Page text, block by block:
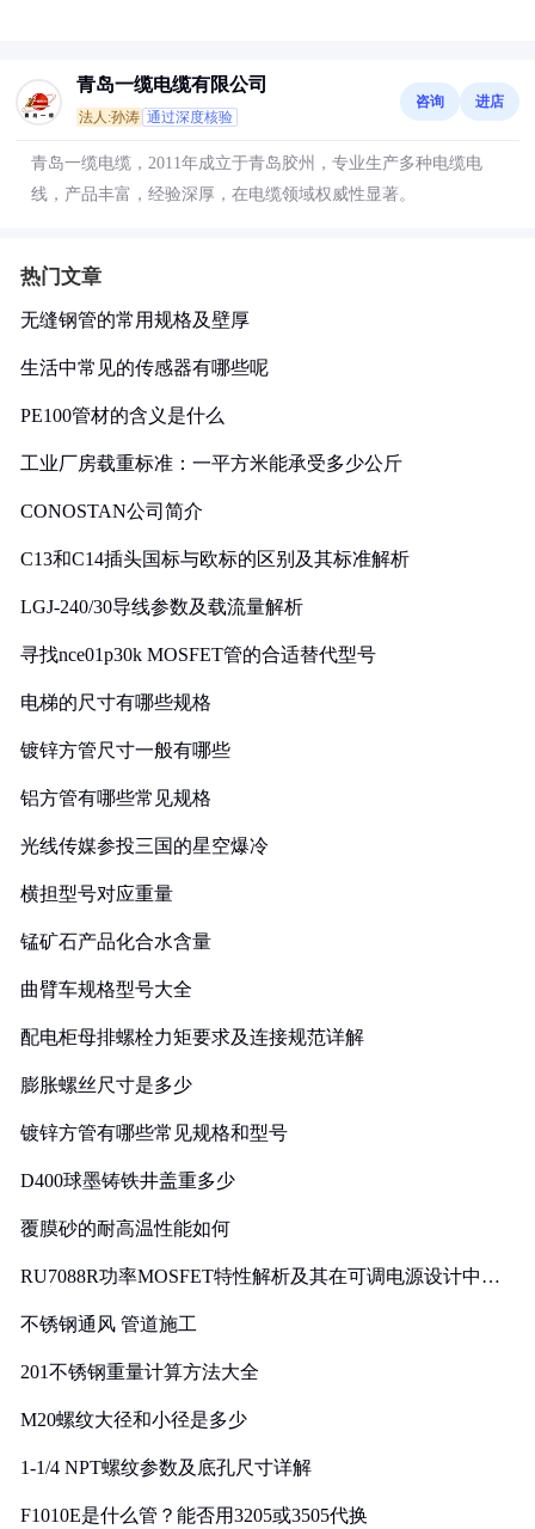
青岛一缆电缆有限公司
法人:孙涛 通过深度核验
咨询 进店
青岛一缆电缆，2011年成立于青岛胶州，专业生产多种电缆电
线，产品丰富，经验深厚，在电缆领域权威性显著。
热门文章
无缝钢管的常用规格及壁厚
生活中常见的传感器有哪些呢
PE100管材的含义是什么
工业厂房载重标准：一平方米能承受多少公斤
CONOSTAN公司简介
C13和C14插头国标与欧标的区别及其标准解析
LGJ-240/30导线参数及载流量解析
寻找nce01p30k MOSFET管的合适替代型号
电梯的尺寸有哪些规格
镀锌方管尺寸一般有哪些
铝方管有哪些常见规格
光线传媒参投三国的星空爆冷
横担型号对应重量
锰矿石产品化合水含量
曲臂车规格型号大全
配电柜母排螺栓力矩要求及连接规范详解
膨胀螺丝尺寸是多少
镀锌方管有哪些常见规格和型号
D400球墨铸铁井盖重多少
覆膜砂的耐高温性能如何
RU7088R功率MOSFET特性解析及其在可调电源设计中的
不锈钢通风 管道施工
201不锈钢重量计算方法大全
M20螺纹大径和小径是多少
1-1/4 NPT螺纹参数及底孔尺寸详解
F1010E是什么管？能否用3205或3505代换